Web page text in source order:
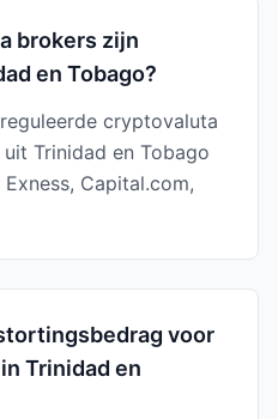
brokers zijn
en Tobago?
cryptovaluta
Trinidad en Tobago
Capital.com,
voor
Trinidad en